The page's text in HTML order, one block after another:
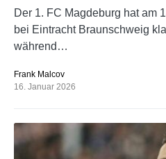
Der 1. FC Magdeburg hat am
bei Eintracht Braunschweig
während…
Frank Malcov
16. Januar 2026